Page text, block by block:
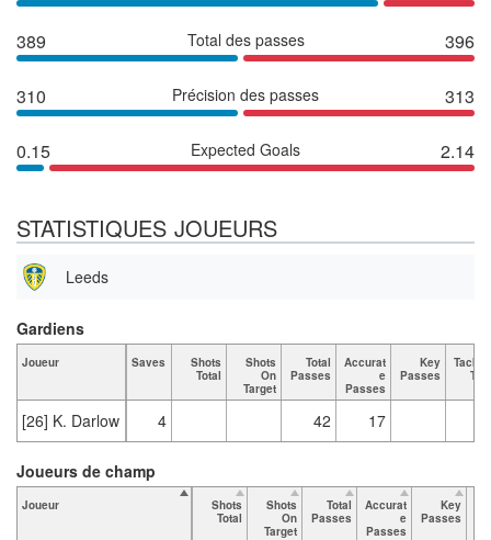
389 Total des passes 396
310 Précision des passes 313
0.15 Expected Goals 2.14
STATISTIQUES JOUEURS
Leeds
Joueur Saves
Shots
Total
Shots
On
Target
Total
Passes
Accurat
e
Passes
Key
Passes
[26] K. Darlow 4 42 17
Gardiens
Joueur
Shots
Total
Shots
On
Target
Total
Passes
Accurat
e
Passes
Key
Passes
Joueurs de champ